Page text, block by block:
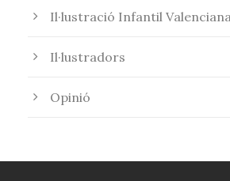
Il·lustració Infantil
Il·lustradors
Opinió